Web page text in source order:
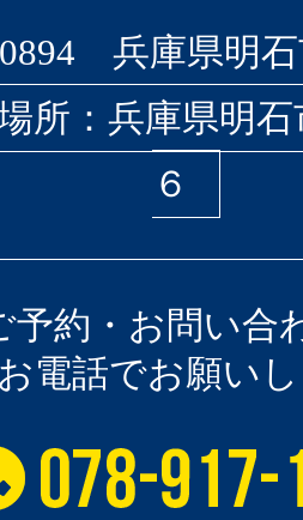
兵庫県明石
所：兵庫県明
６
予約・お問い合
お電話でお願い